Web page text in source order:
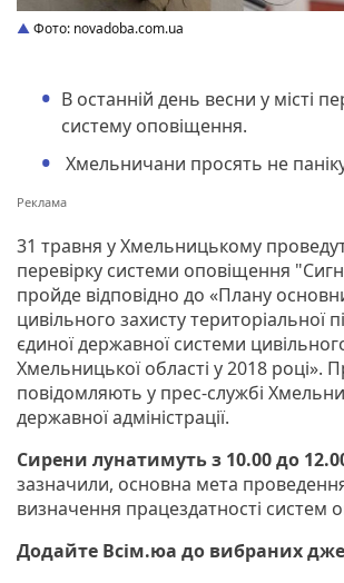
Фото: novadoba.com.ua
В останній день весни у місті
систему оповіщення.
Хмельничани просять не
31 травня у Хмельницькому
перевірку системи оповіщення
пройде відповідно до «Плану
цивільного захисту територіальної
єдиної державної системи
Хмельницької області у 2018 році».
повідомляють у прес-службі
державної адміністрації.
Сирени лунатимуть з 10.00 до
зазначили, основна мета
визначення працездатності систем
Додайте Всім.юа до вибраних